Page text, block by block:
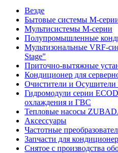
Везде
Бытовые системы M-
Мультисистемы M-серии
Полупромышленные
Мультизональные VRF-
Stage"
Приточно-вытяжные
Кондиционер для
Очистители и Осушители
Гидромодули серии
охлаждения и ГВС
Тепловые насосы
Аксесcуары
Частотные
Запчасти для
Снятое с производства